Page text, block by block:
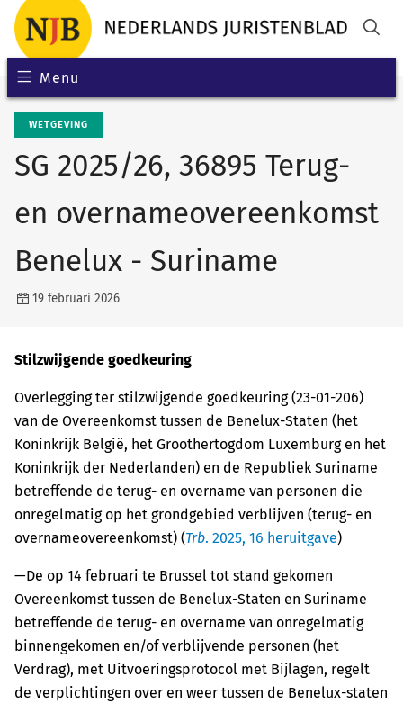
Menu
WETGEVING
SG 2025/26, 36895 Terug-
en overnameovereenkomst
Benelux - Suriname
19 februari 2026
Stilzwijgende goedkeuring
Overlegging ter stilzwijgende goedkeuring (23-01-206)
van de Overeenkomst tussen de Benelux-Staten (het
Koninkrijk België, het Groothertogdom Luxemburg en het
Koninkrijk der Nederlanden) en de Republiek Suriname
betreffende de terug- en overname van personen die
onregelmatig op het grondgebied verblijven (terug- en
overnameovereenkomst) (Trb. 2025, 16 heruitgave)
—De op 14 februari te Brussel tot stand gekomen
Overeenkomst tussen de Benelux-Staten en Suriname
betreffende de terug- en overname van onregelmatig
binnengekomen en/of verblijvende personen (het
Verdrag), met Uitvoeringsprotocol met Bijlagen, regelt
de verplichtingen over en weer tussen de Benelux-staten